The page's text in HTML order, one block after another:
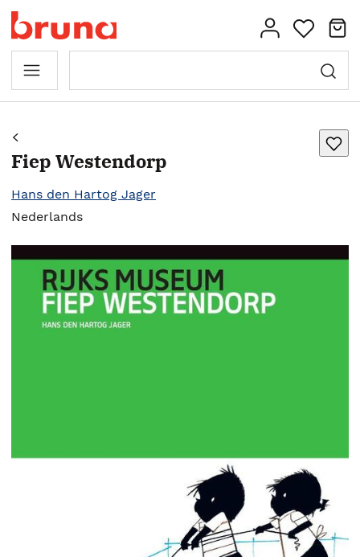
Fiep Westendorp
Hans den Hartog Jager
Nederlands